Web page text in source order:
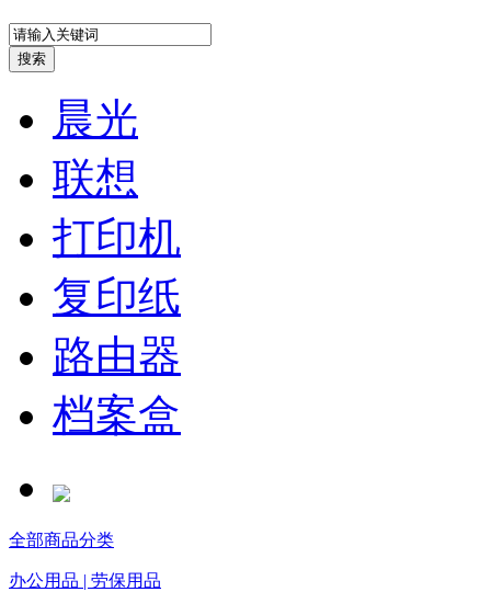
晨光
联想
打印机
复印纸
路由器
档案盒
全部商品分类
办公用品 | 劳保用品